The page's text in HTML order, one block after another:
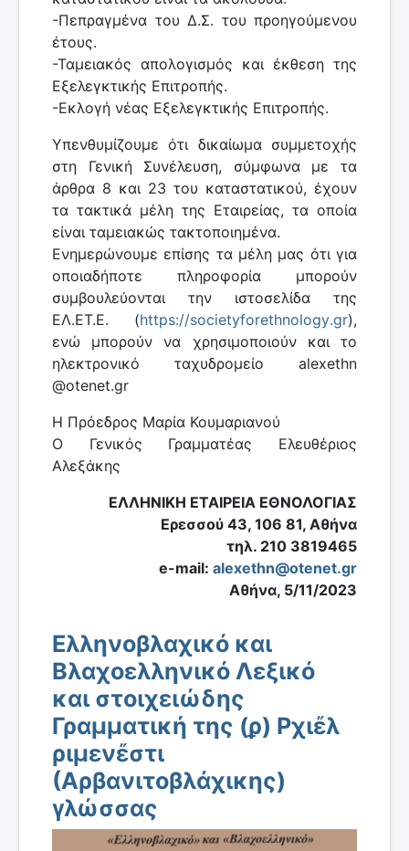
-Πεπραγμένα του Δ.Σ. του προηγούμενου
έτους.
-Ταμειακός απολογισμός και έκθεση της
Εξελεγκτικής Επιτροπής.
-Εκλογή νέας Εξελεγκτικής Επιτροπής.
Υπενθυμίζουμε ότι δικαίωμα συμμετοχής
στη Γενική Συνέλευση, σύμφωνα με τα
άρθρα 8 και 23 του καταστατικού, έχουν
τα τακτικά μέλη της Εταιρείας, τα οποία
είναι ταμειακώς τακτοποιημένα.
Ενημερώνουμε επίσης τα μέλη μας ότι για
οποιαδήποτε πληροφορία μπορούν
συμβουλεύονται την ιστοσελίδα της
ΕΛ.ΕΤ.Ε. (https://societyforethnology.gr),
ενώ μπορούν να χρησιμοποιούν και το
ηλεκτρονικό ταχυδρομείο alexethn
@otenet.gr
Η Πρόεδρος Μαρία Κουμαριανού
Ο Γενικός Γραμματέας Ελευθέριος
Αλεξάκης
ΕΛΛΗΝΙΚΗ ΕΤΑΙΡΕΙΑ ΕΘΝΟΛΟΓΙΑΣ
Ερεσσού 43, 106 81, Αθήνα
τηλ. 210 3819465
e-mail: alexethn@otenet.gr
Αθήνα, 5/11/2023
Ελληνοβλαχικό και
Βλαχοελληνικό Λεξικό
και στοιχειώδης
Γραμματική της (ϼ) Ρχιἔλ
ριμενἔστι
(Αρβανιτοβλάχικης)
γλώσσας